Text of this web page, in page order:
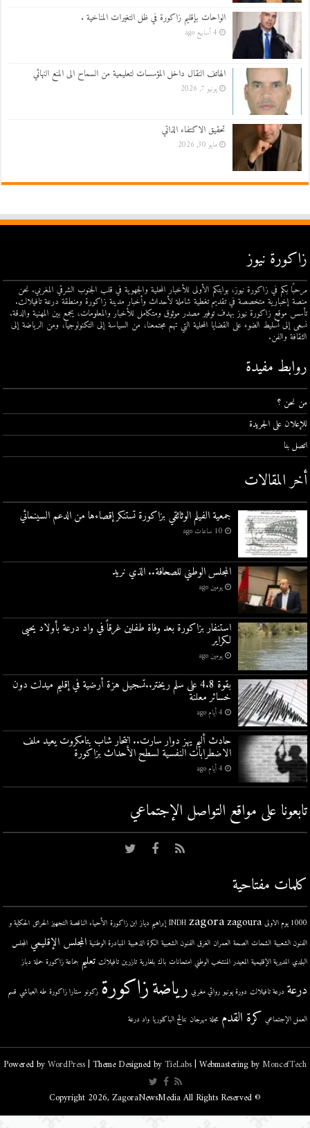
الواحات بإقليم زاكورة في ظل التغيرات المناخية .
4 أسابيع ago
الهاتف النقال داخل المؤسسات لتعليمية من السماح الى المنع النهائي
يونيو 7, 2026
تحقيق الاكتفاء الذاتي
مايو 30, 2026
زاكورة نيوز
مرحبًا بكم في زاكورة نيوز، بوابتكم الأولى للأخبار المحلية والجهوية في قلب الجنوب الشرقي المغربي. نحن
منصة إخبارية متخصصة في تقديم تغطية شاملة لأحداث وأخبار مدينة زاكورة ومنطقة درعة تافيلالت.
تأسس موقع زاكورة نيوز بهدف توفير مصدر موثوق ومتكامل للأخبار والمعلومات، يجمع بين المهنية والدقة.
نسعى إلى تسليط الضوء على القضايا المحلية التي تهم مجتمعنا، من السياسة إلى التكنولوجيا، ومن الرياضة إلى
الثقافة والفن.
روابط مفيدة
من نحن ؟
للإعلان على الجريدة
اتصل بنا
أخر المقالات
جمعية الفيلم الوثائقي بزاكورة تستنكر إقصاءها من الدعم السينمائي
10 ساعات ago
المجلس الوطني للصحافة.. الذي نريد
يومين ago
استنفار بزاكورة بعد وفاة طفلين غرقاً في واد درعة بأولاد يحيى
لكراير
يومين ago
بقوة 4.8 على سلم ريختر..تسجيل هزة أرضية في إقليم ميدلت دون
خسائر معلنة
4 أيام ago
حادث أليم يهز دوار سارت.. انتحار شاب بتامكروت يعيد ملف
الاضطرابات النفسية لسطح الأحداث بزاكورة
4 أيام ago
تابعونا على مواقع التواصل اﻹجتماعي
كلمات مفتاحية
1000 يوم الاولى INDH zagora zagoura إبراهيم دياز ابن زاكورة الأحياء الناقصة التجهيز الحرائق الحكاية و
الفنون الشعبية الشحات الصحة العمران الغرق الفنون الشعبية الكرة الذهبية المبادرة الوطنية المجلس الإقليمي المجلس
البلدي المديرية الإقليمية المعيدر المنتخب الوطني امتحانات باك بلغارية تازرين تافيلالت تعليم جماعة زاكورة حملة دباز
درعة درعة تافيلالت دورة يونيو روائي مغربي رياضةزاكورة زكونو ستارا زاكورة طه العياشي قسم
العمل الإجتماعي كرة القدم مجلة مهرجان نتائج الباكلوريا واد درعة
Powered byWordPress| Theme Designed byTieLabs| Webmastering byMoncefTech
© Copyright 2026, ZagoraNewsMedia All Rights Reserved